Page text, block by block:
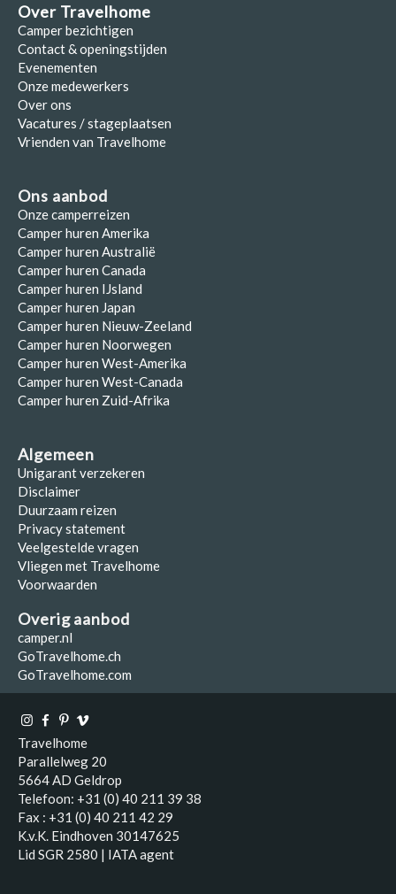
Over Travelhome
Camper bezichtigen
Contact & openingstijden
Evenementen
Onze medewerkers
Over ons
Vacatures / stageplaatsen
Vrienden van Travelhome
Ons aanbod
Onze camperreizen
Camper huren Amerika
Camper huren Australië
Camper huren Canada
Camper huren IJsland
Camper huren Japan
Camper huren Nieuw-Zeeland
Camper huren Noorwegen
Camper huren West-Amerika
Camper huren West-Canada
Camper huren Zuid-Afrika
Algemeen
Unigarant verzekeren
Disclaimer
Duurzaam reizen
Privacy statement
Veelgestelde vragen
Vliegen met Travelhome
Voorwaarden
Overig aanbod
camper.nl
GoTravelhome.ch
GoTravelhome.com
Travelhome
Parallelweg 20
5664 AD Geldrop
Telefoon: +31 (0) 40 211 39 38
Fax : +31 (0) 40 211 42 29
K.v.K. Eindhoven 30147625
Lid SGR 2580 | IATA agent